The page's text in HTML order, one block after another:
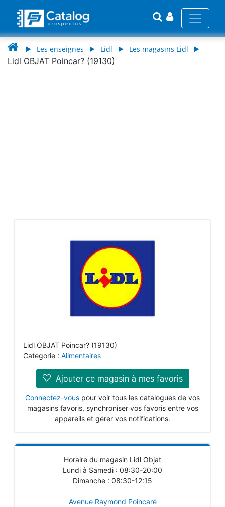
Les enseignes Lidl Les magasins Lidl
Lidl OBJAT Poincar? (19130)
Lidl OBJAT Poincar? (19130)
Categorie : Alimentaires
Ajouter ce magasin à mes favoris
Connectez-vous pour voir tous les catalogues de vos
magasins favoris, synchroniser vos favoris entre vos
appareils et gérer vos notifications.
Horaire du magasin Lidl Objat
Lundi à Samedi : 08:30-20:00
Dimanche : 08:30-12:15
Avenue Raymond Poincaré